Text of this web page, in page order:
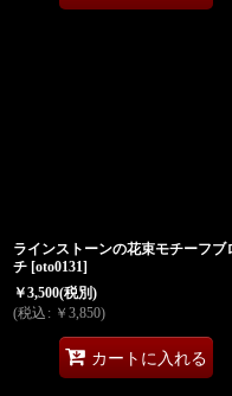
ラインストーンの花束モチーフブ
チ [oto0131]
￥3,500(税別)
(税込 : ￥ 3,850)
カートに入れる